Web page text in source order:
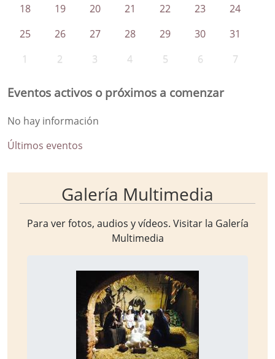
18 19 20 21 22 23
24
25
26 27 28 29 30
31
1
2 3 4 5 6 7
Eventos activos o próximos a comenzar
No hay información
Últimos eventos
Galería Multimedia
Para ver fotos, audios y vídeos. Visitar la Galería
Multimedia